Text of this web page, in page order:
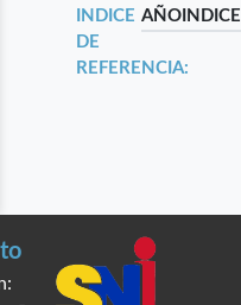
INDICE
DE
REFERENCIA:
AÑO INDICE